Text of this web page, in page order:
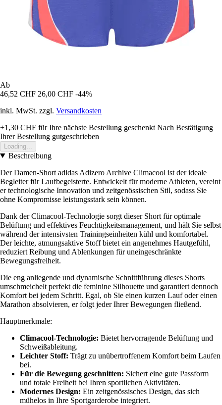
Ab
46,52 CHF 26,00 CHF -44%
inkl. MwSt. zzgl. Versandkosten
+1,30 CHF für Ihre nächste Bestellung geschenkt Nach Bestätigung
Ihrer Bestellung gutgeschrieben
Loading...
Beschreibung
Der Damen-Short adidas Adizero Archive Climacool ist der ideale
Begleiter für Laufbegeisterte. Entwickelt für moderne Athleten, vereint
er technologische Innovation und zeitgenössischen Stil, sodass Sie
ohne Kompromisse leistungsstark sein können.
Dank der Climacool-Technologie sorgt dieser Short für optimale
Belüftung und effektives Feuchtigkeitsmanagement, und hält Sie selbst
während der intensivsten Trainingseinheiten kühl und komfortabel.
Der leichte, atmungsaktive Stoff bietet ein angenehmes Hautgefühl,
reduziert Reibung und Ablenkungen für uneingeschränkte
Bewegungsfreiheit.
Die eng anliegende und dynamische Schnittführung dieses Shorts
umschmeichelt perfekt die feminine Silhouette und garantiert dennoch
Komfort bei jedem Schritt. Egal, ob Sie einen kurzen Lauf oder einen
Marathon absolvieren, er folgt jeder Ihrer Bewegungen fließend.
Hauptmerkmale:
Climacool-Technologie: Bietet hervorragende Belüftung und
Schweißableitung.
Leichter Stoff: Trägt zu unübertroffenem Komfort beim Laufen
bei.
Für die Bewegung geschnitten: Sichert eine gute Passform
und totale Freiheit bei Ihren sportlichen Aktivitäten.
Modernes Design: Ein zeitgenössisches Design, das sich
mühelos in Ihre Sportgarderobe integriert.